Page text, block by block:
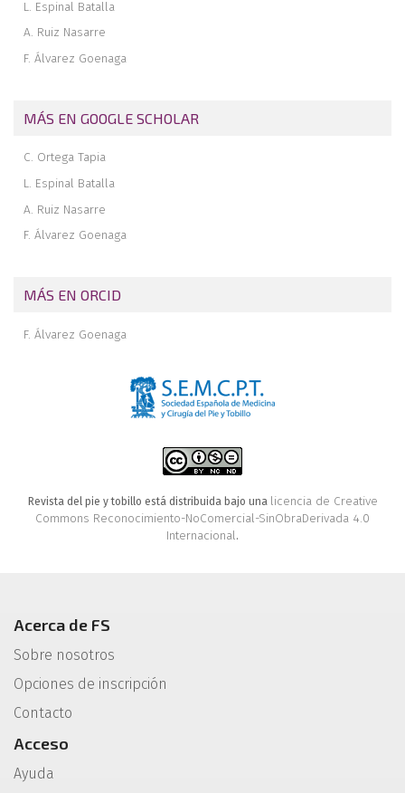
Revista de revistas
L. Espinal Batalla
A. Ruiz Nasarre
F. Álvarez Goenaga
MÁS EN GOOGLE SCHOLAR
C. Ortega Tapia
L. Espinal Batalla
A. Ruiz Nasarre
F. Álvarez Goenaga
MÁS EN ORCID
F. Álvarez Goenaga
Revista del pie y tobillo está distribuida bajo una licencia de Creative
Commons Reconocimiento-NoComercial-SinObraDerivada 4.0
Internacional.
Acerca de FS
Sobre nosotros
Opciones de inscripción
Contacto
Acceso
Ayuda